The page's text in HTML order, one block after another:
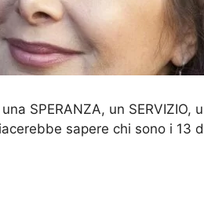
SPERANZA, un SERVIZIO,
sapere chi sono i 13